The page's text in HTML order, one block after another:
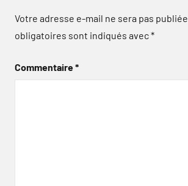
Votre adresse e-mail ne sera pas publiée.
obligatoires sont indiqués avec*
Commentaire*